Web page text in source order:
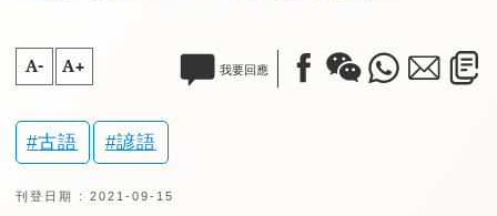
A- A+ 我要回應
古語 諺語
刊登日期 : 2021-09-15